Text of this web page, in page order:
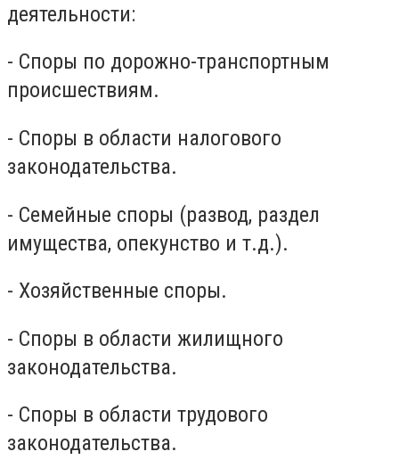
деятельности:
- Споры по дорожно-транспортным
происшествиям.
- Споры в области налогового
законодательства.
- Семейные споры (развод, раздел
имущества, опекунство и т.д.).
- Хозяйственные споры.
- Споры в области жилищного
законодательства.
- Споры в области трудового
законодательства.